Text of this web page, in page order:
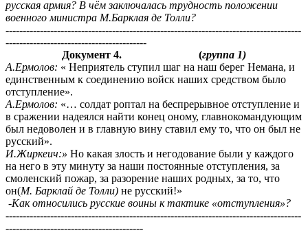
русская армия? В чём заключалась трудность положении
военного министра М.Барклая де Толли?
--------------------------------------------------------------------------------------
-----------------------------------------
Документ 4. (группа 1)
А.Ермолов: « Неприятель ступил шаг на наш берег Немана, и
единственным к соединению войск наших средством было
отступление».
А.Ермолов: «… солдат роптал на беспрерывное отступление и
в сражении надеялся найти конец оному, главнокомандующим
был недоволен и в главную вину ставил ему то, что он был не
русский».
И.Жиркеич:» Но какая злость и негодование были у каждого
на него в эту минуту за наши постоянные отступления, за
смоленский пожар, за разорение наших родных, за то, что
он(М. Барклай де Толли) не русский!»
-Как относились русские воины к тактике «отступления»?
--------------------------------------------------------------------------------------
----------------------------------------